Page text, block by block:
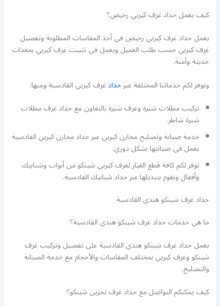
كيف يعمل حداد غرف كيربي رخيص؟
يعمل حداد غرف كيربي رخيص في أخذ المقاسات المطلوبة وتفصيل
غرف كيربي حسب طلب العميل ويعمل في تثبيت غرف كيربي بمعدات
حديثة وأمنة.
ونوفر لكم خدماتنا المختلفة عبرحدادغرف كيربي القادسية ومنها:
تركيب مظلات شبرة وغرف شبرة بالتعاون مع حداد غرف مظلات
شبرة شاطر.
خدمة صيانة وتصليح مخازن كيربي عبر حداد مخازن كيربي القادسية
يعمل في صيانتها بشكل دوري.
نوفر لكم كافة قطع الغيار لغرف كيربي شينكو من أبواب وشبابيك
وأقفال ونقوم بتبديلها عبر حداد شبابيك القادسية.
حداد غرف شينكو هندي القادسية
ما هي خدمات حداد غرف شينكو هندي القادسية؟
يعمل حداد غرف شينكو هندي القادسية على تفصيل وتركيب غرف
شينكو وغرف كيربي بمختلف المقاسات والأحجام مع خدمة الصيانة
والتصليح.
كيف يمكنكم التواصل مع حداد غرف تخزين شينكو؟